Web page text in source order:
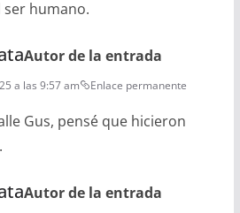
ser humano.
Autor de la entrada
a las 9:57 am Enlace permanente
Gus, pensé que hicieron
Autor de la entrada